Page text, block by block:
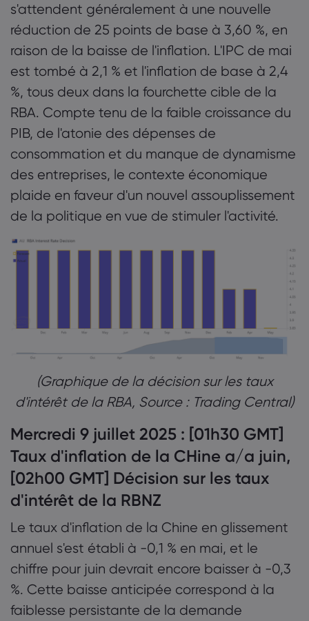
s'attendent généralement à une nouvelle
réduction de 25 points de base à 3,60 %, en
raison de la baisse de l'inflation. L'IPC de mai
est tombé à 2,1 % et l'inflation de base à 2,4
%, tous deux dans la fourchette cible de la
RBA. Compte tenu de la faible croissance du
PIB, de l'atonie des dépenses de
consommation et du manque de dynamisme
des entreprises, le contexte économique
plaide en faveur d'un nouvel assouplissement
de la politique en vue de stimuler l'activité.
(Graphique de la décision sur les taux
d'intérêt de la RBA, Source : Trading Central)
Mercredi 9 juillet 2025 : [01h30 GMT]
Taux d'inflation de la CHine a/a juin,
[02h00 GMT] Décision sur les taux
d'intérêt de la RBNZ
Le taux d'inflation de la Chine en glissement
annuel s'est établi à -0,1 % en mai, et le
chiffre pour juin devrait encore baisser à -0,3
%. Cette baisse anticipée correspond à la
faiblesse persistante de la demande